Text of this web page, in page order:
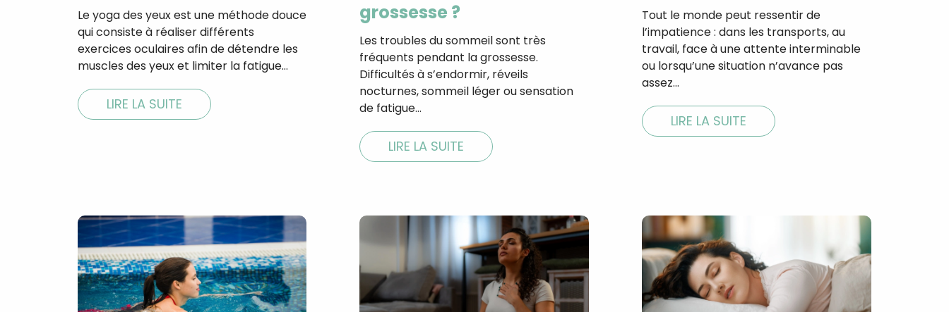
Le yoga des yeux est une méthode douce
qui consiste à réaliser différents
exercices oculaires afin de détendre les
muscles des yeux et limiter la fatigue…
LIRE LA SUITE
grossesse ?
Les troubles du sommeil sont très
fréquents pendant la grossesse.
Difficultés à s’endormir, réveils
nocturnes, sommeil léger ou sensation
de fatigue…
LIRE LA SUITE
Tout le monde peut ressentir de
l’impatience : dans les transports, au
travail, face à une attente interminable
ou lorsqu’une situation n’avance pas
assez…
LIRE LA SUITE